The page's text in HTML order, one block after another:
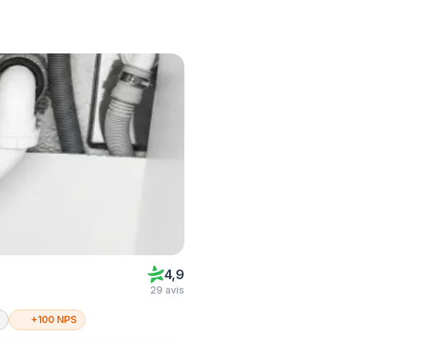
4,9
29 avis
+100 NPS